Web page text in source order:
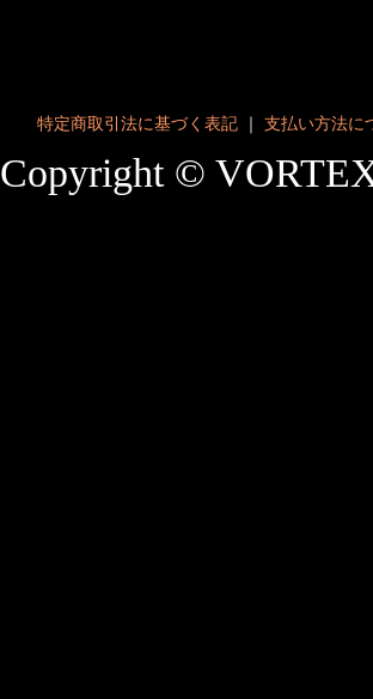
特定商取引法に基づく表記｜ 支払い方法に
Copyright ©